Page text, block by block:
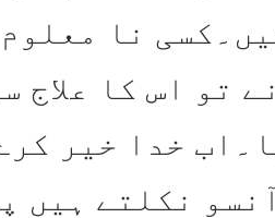
نا
تو اس کا علاج
خدا خیر
نکلتے ہیں